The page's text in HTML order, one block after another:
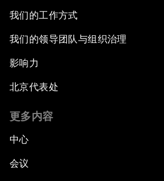
我们的工作方式
我们的领导团队与组织治理
影响力
北京代表处
更多内容
中心
会议